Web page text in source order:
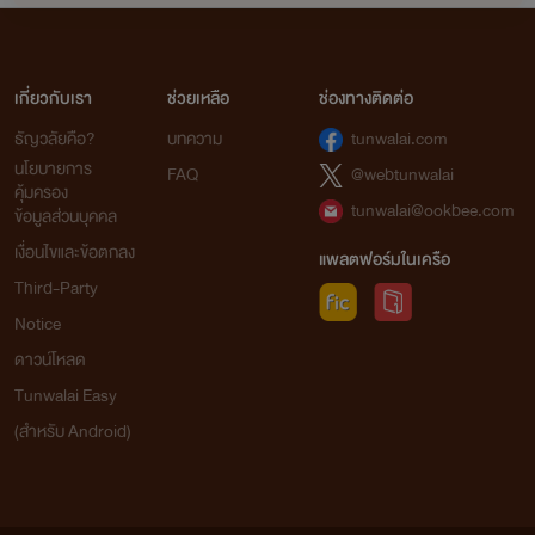
เกี่ยวกับเรา
ธัญวลัยคือ?
นโยบายการ
คุ้มครอง
ข้อมูลส่วนบุคคล
เงื่อนไขและข้อตกลง
Third-Party
Notice
ดาวน์โหลด
Tunwalai Easy
(สำหรับ Android)
ช่วยเหลือ
บทความ
FAQ
ช่องทางติดต่อ
tunwalai.com
@webtunwalai
tunwalai@ookbee.com
แพลตฟอร์มในเครือ